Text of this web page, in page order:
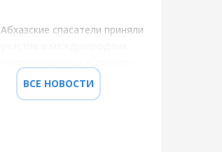
Абхазские спасатели приняли
ВСЕ НОВОСТИ